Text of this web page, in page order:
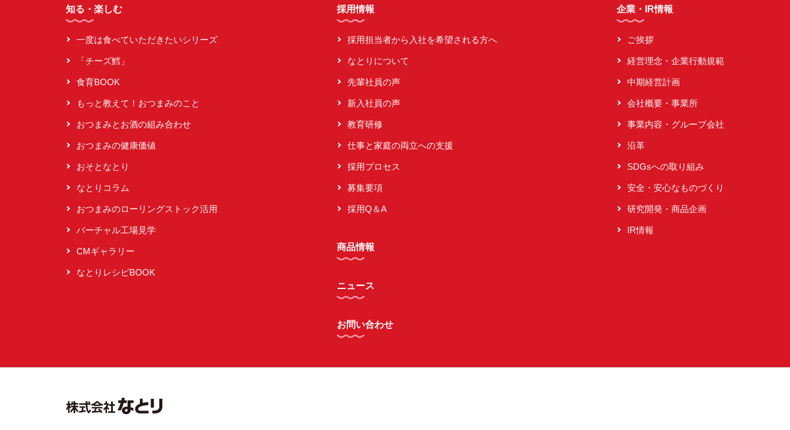
知る・楽しむ
一度は食べていただきたいシリーズ
「チーズ鱈」
食育BOOK
もっと教えて！おつまみのこと
おつまみとお酒の組み合わせ
おつまみの健康価値
おそとなとり
なとりコラム
おつまみのローリングストック活用
バーチャル工場見学
CMギャラリー
なとりレシピBOOK
採用情報
採用担当者から入社を希望される方へ
なとりについて
先輩社員の声
新入社員の声
教育研修
仕事と家庭の両立への支援
採用プロセス
募集要項
採用Q＆A
商品情報
ニュース
お問い合わせ
企業・IR情報
ご挨拶
経営理念・企業行動規範
中期経営計画
会社概要・事業所
事業内容・グループ会社
沿革
SDGsへの取り組み
安全・安心なものづくり
研究開発・商品企画
IR情報